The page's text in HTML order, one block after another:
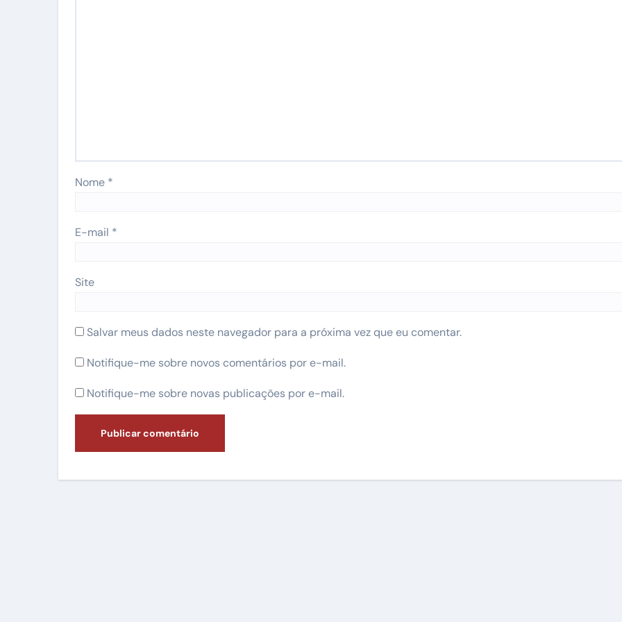
Nome *
E-mail *
Site
Salvar meus dados neste navegador para a próxima vez que eu comentar.
Notifique-me sobre novos comentários por e-mail.
Notifique-me sobre novas publicações por e-mail.